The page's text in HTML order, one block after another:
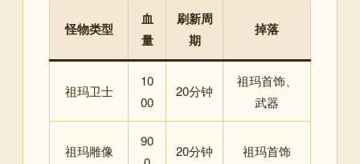
怪物类型
血
量
刷新周
期
掉落
祖玛卫士
10
00
20分钟
祖玛首饰、
武器
祖玛雕像
90
20分钟 祖玛首饰